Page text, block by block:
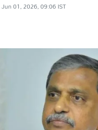
Jun 01, 2026, 09:06 IST